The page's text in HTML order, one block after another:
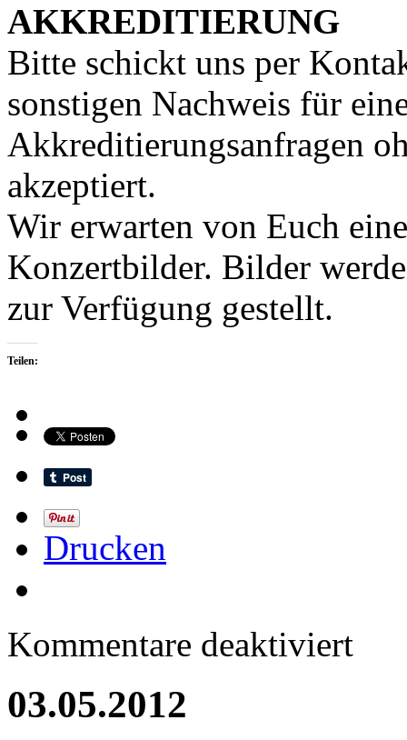
AKKREDITIERUNG
Bitte schickt uns per
sonstigen Nachweis für
Akkreditierungsanfragen
akzeptiert.
Wir erwarten von Euch
Konzertbilder. Bilder
zur Verfügung gestellt.
Teilen:
Drucken
Kommentare deaktiviert
03.05.2012